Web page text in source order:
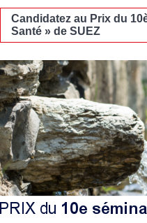
Candidatez au Prix du
Santé » de SUEZ